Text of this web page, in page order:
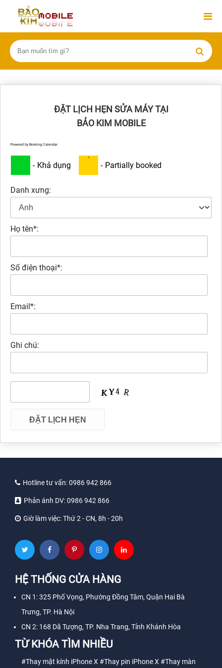
ĐẶT LỊCH HẸN SỬA MÁY TẠI
BẢO KIM MOBILE
Powered by Booking Calendar
- Khả dụng
·
- Partially booked
Danh xưng:
Họ tên*:
Số điện thoại*:
Email*:
Ghi chú:
Hotline tư vấn:0986 942 866
Phản ánh DV:0986 942 866
Giờ làm việc:Thứ 2 - CN, 8h - 20h
HỆ THỐNG CỬA HÀNG
CN 1: 325 Phố Vọng, Phường Đồng Tâm, Quận Hai Bà
Trưng, TP. Hà Nội
CN 2: 168 Dã Tượng, TP. Nha Trang, Tỉnh Khánh Hòa
TỪ KHÓA TÌM NHIỀU
#Thay mặt kính iPhone X #Thay pin iPhone X #Thay màn